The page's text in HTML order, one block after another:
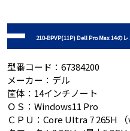
210-BPVP(11P) Dell Pro Max 14の
型番コード：67384200
メーカー：デル
筐体：14インチノート
ＯＳ：Windows11 Pro
ＣＰＵ：Core Ultra 7 265H